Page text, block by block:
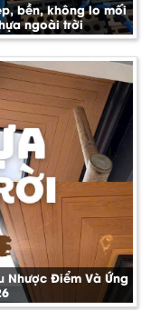
bền, không lo mối
ngoài trời
Nhược Điểm Và Ứng